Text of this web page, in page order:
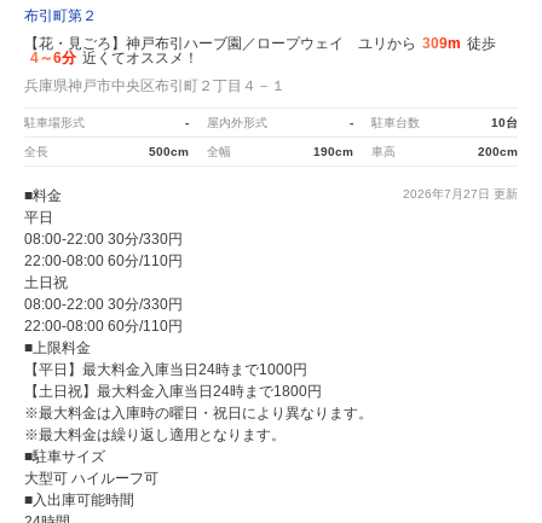
布引町第２
【花・見ごろ】神戸布引ハーブ園／ロープウェイ ユリから 309m 徒歩
4～6分 近くてオススメ！
兵庫県神戸市中央区布引町２丁目４－１
駐車場形式 - 屋内外形式 - 駐車台数 10台
全長 500cm 全幅 190cm 車高 200cm
2026年7月27日 更新
■料金
平日
08:00-22:00 30分/330円
22:00-08:00 60分/110円
土日祝
08:00-22:00 30分/330円
22:00-08:00 60分/110円
■上限料金
【平日】最大料金入庫当日24時まで1000円
【土日祝】最大料金入庫当日24時まで1800円
※最大料金は入庫時の曜日・祝日により異なります。
※最大料金は繰り返し適用となります。
■駐車サイズ
大型可 ハイルーフ可
■入出庫可能時間